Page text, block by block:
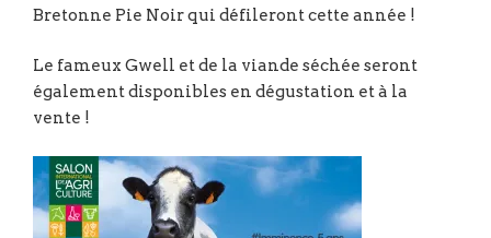
Bretonne Pie Noir qui défileront cette année !
Le fameux Gwell et de la viande séchée seront
également disponibles en dégustation et à la
vente !